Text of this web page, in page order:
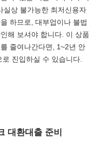
실상 불가능한 최저신용자
하므로, 대부업이나 불법
해 보셔야 합니다. 이 상품
줄여나간다면, 1~2년 안
진입하실 수 있습니다.
대환대출 준비